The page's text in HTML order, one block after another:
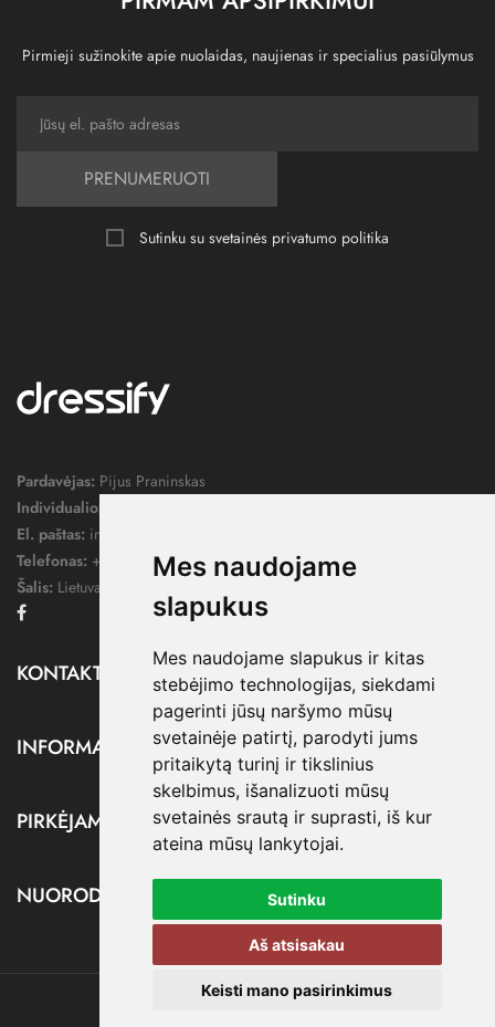
Mes naudojame
slapukus
Mes naudojame slapukus ir kitas
stebėjimo technologijas, siekdami
pagerinti jūsų naršymo mūsų
svetainėje patirtį, parodyti jums
pritaikytą turinį ir tikslinius
skelbimus, išanalizuoti mūsų
svetainės srautą ir suprasti, iš kur
ateina mūsų lankytojai.
Sutinku
Aš atsisakau
Keisti mano pasirinkimus
Pirmieji sužinokite apie nuolaidas, naujienas ir specialius pasiūlymus
PRENUMERUOTI
Sutinku su svetainės privatumo politika
Pardavėjas: Pijus Praninskas
Individualios veiklos pažymos nr.:
El. paštas: info@dressify.lt
Telefonas: +370 676 78578
Šalis: Lietuva
KONTAKTAI
INFORMACIJA
PIRKĖJAMS
NUORODOS